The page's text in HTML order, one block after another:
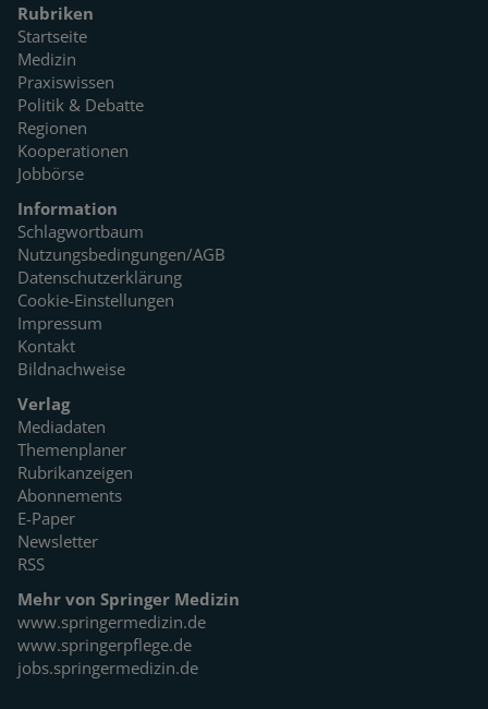
Rubriken
Startseite
Medizin
Praxiswissen
Politik & Debatte
Regionen
Kooperationen
Jobbörse
Information
Schlagwortbaum
Nutzungsbedingungen/AGB
Datenschutzerklärung
Cookie-Einstellungen
Impressum
Kontakt
Bildnachweise
Verlag
Mediadaten
Themenplaner
Rubrikanzeigen
Abonnements
E-Paper
Newsletter
RSS
Mehr von Springer Medizin
www.springermedizin.de
www.springerpflege.de
jobs.springermedizin.de